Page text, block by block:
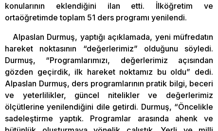
konularının eklendiğini ilan etti. İlköğretim ve
ortaöğretimde toplam 51 ders programı yenilendi.
Alpaslan Durmuş, yaptığı açıklamada, yeni müfredatın
hareket noktasının “değerlerimiz” olduğunu söyledi.
Durmuş, “Programlarımızı, değerlerimiz açısından
gözden geçirdik, ilk hareket noktamız bu oldu” dedi.
Alpaslan Durmuş, ders programlarının pratik bilgi, beceri
ve yeterlilikler, güncel nitelikler ve değerlerimiz
ölçütlerine yenilendiğini dile getirdi. Durmuş, “Öncelikle
sadeleştirme yaptık. Programlar arasında ahenk ve